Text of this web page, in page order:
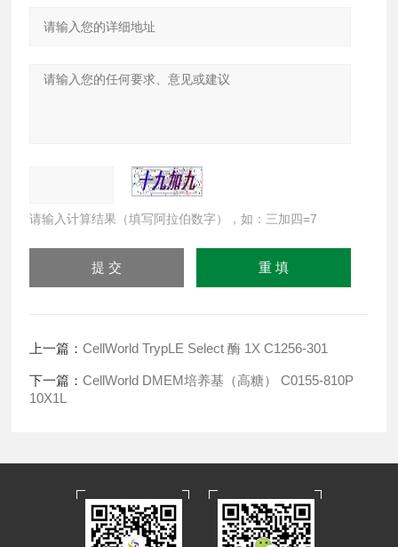
请输入计算结果（填写阿拉伯数字），如：三加四=7
上一篇：CellWorld TrypLE Select 酶 1X C1256-301
下一篇：CellWorld DMEM培养基（高糖） C0155-810P
10X1L